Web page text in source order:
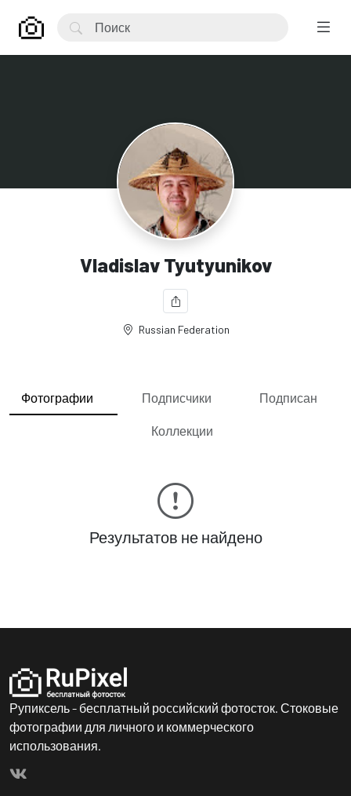
Vladislav Tyutyunikov
Russian Federation
Фотографии Подписчики Подписан
Коллекции
Результатов не найдено
Рупиксель - бесплатный российский фотосток. Стоковые
фотографии для личного и коммерческого
использования.